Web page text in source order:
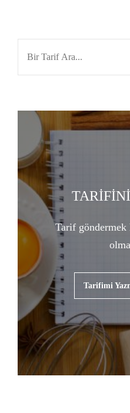
Tarif
Tarifimi